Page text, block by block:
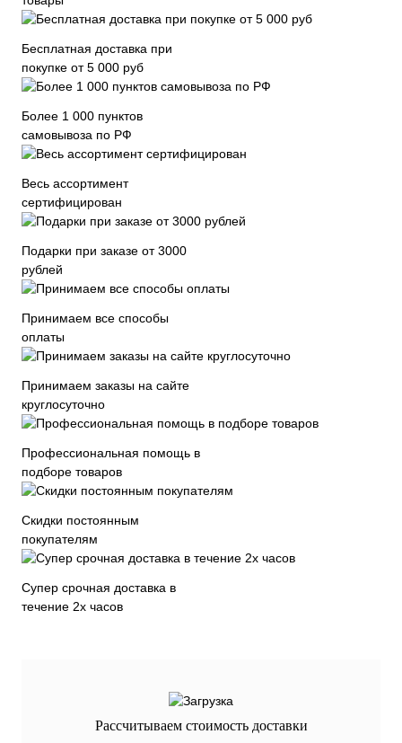
Бесплатная доставка при
покупке от 5 000 руб
Более 1 000 пунктов
самовывоза по РФ
Весь ассортимент
сертифицирован
Подарки при заказе от 3000
рублей
Принимаем все способы
оплаты
Принимаем заказы на сайте
круглосуточно
Профессиональная помощь в
подборе товаров
Скидки постоянным
покупателям
Супер срочная доставка в
течение 2х часов
Рассчитываем стоимость доставки